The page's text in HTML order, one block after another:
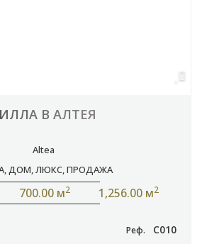
В АЛТЕЯ
Altea
,ДОМ,ЛЮКС,ПРОДАЖА
700.00 м2 1,256.00 м2
Реф. C010